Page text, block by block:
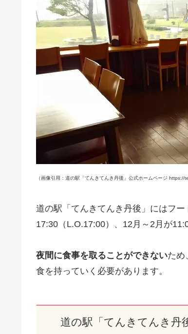
（画像引用：道の駅「てんきてんき丹後」公式ホームページ https://
道の駅「てんきてんき丹後」にはフ
17:30（L.O.17:00）、12月～2月が
夜間に食事を取ることができないため
食を持っていく必要があります。
道の駅「てんきてんき丹